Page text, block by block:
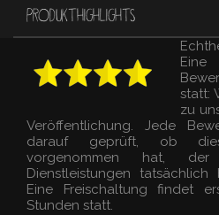
PRODUKTHIGHLIGHTS
statt:
zu
Veröffentlichung. Jede
darauf geprüft, ob
vorgenommen hat,
Dienstleistungen
Eine Freischaltung findet
Stunden statt.